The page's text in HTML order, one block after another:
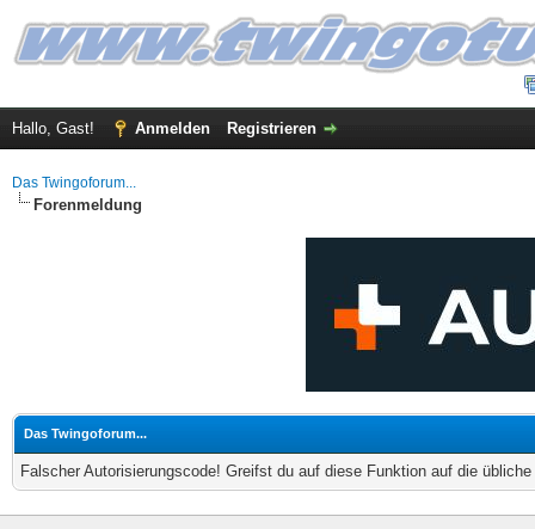
Hallo, Gast! Anmelden Registrieren
Das Twingoforum...
Forenmeldung
Das Twingoforum...
Falscher Autorisierungscode! Greifst du auf diese Funktion auf die